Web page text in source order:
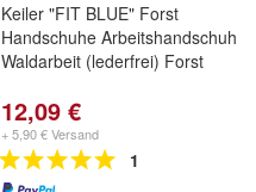
Keiler "FIT BLUE" Forst
Handschuhe Arbeitshandschuh
Waldarbeit (lederfrei) Forst
12,09 €
+ 5,90 € Versand
1